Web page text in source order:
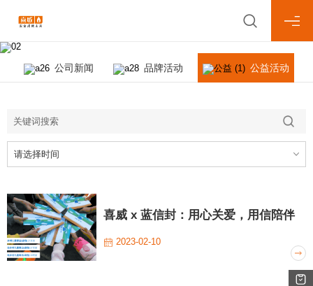
公司新闻 品牌活动 公益活动
请选择时间
喜威 x 蓝信封：用心关爱，用信陪伴
2023-02-10